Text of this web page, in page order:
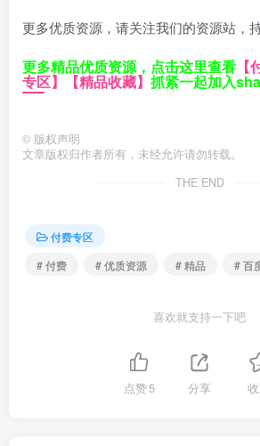
更多优质资源，请关注我们的资源站，
更多精品优质资源，点击这里查看 【
专区】 【精品收藏】 抓紧一起加入
© 版权声明
文章版权归作者所有，未经允许请勿转载。
THE END
付费专区
# 付费
# 优质资源 # 精品 # 百
喜欢就支持一下吧
点赞5 分享